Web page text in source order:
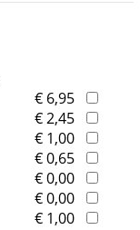
€ 6,95
€ 2,45
€ 1,00
€ 0,65
€ 0,00
€ 0,00
€ 1,00